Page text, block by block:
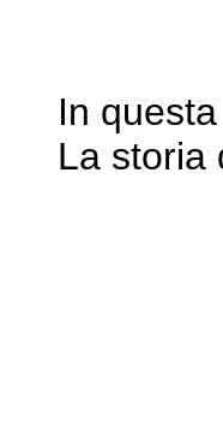
In
La storia